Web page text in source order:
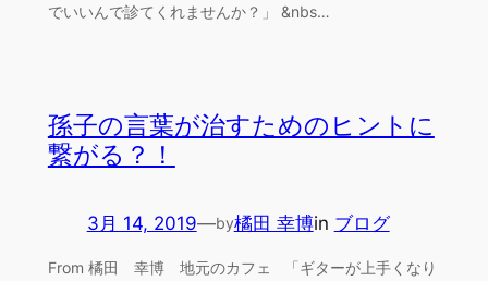
でいいんで診てくれませんか？」 &nbs…
孫子の言葉が治すためのヒントに
繋がる？！
3月 14, 2019—by橘田 幸博in ブログ
From 橘田 幸博 地元のカフェ 「ギターが上手くなり